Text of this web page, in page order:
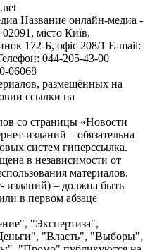
Название онлайн-медиа -
місто Київ,
172-Б, офіс 208/1 E-mail:
044-205-43-00
06068
размещённых на
ссылки на
со страницы «Новости
изданий – обязательна
систем гиперссылка.
в независимости от
материалов.
изданий) – должна быть
в первом абзаце
"Экспертиза",
"Власть", "Выборы",